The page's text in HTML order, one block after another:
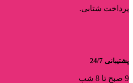
پرداخت شتابی.
پشتیبانی 24/7
9 صبح تا 8 شب